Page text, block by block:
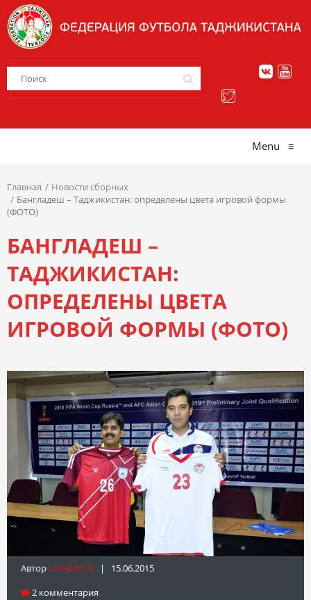
Menu ≡
Главная
Новости сборных
Бангладеш – Таджикистан: определены цвета игровой формы
(ФОТО)
БАНГЛАДЕШ –
ТАДЖИКИСТАН:
ОПРЕДЕЛЕНЫ ЦВЕТА
ИГРОВОЙ ФОРМЫ (ФОТО)
Автор Info@fft.tj | 15.06.2015
2 комментария